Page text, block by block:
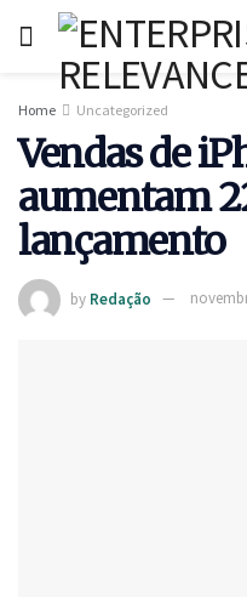
Home Uncategorized
Vendas de
aumentam
lançamento
by Redação